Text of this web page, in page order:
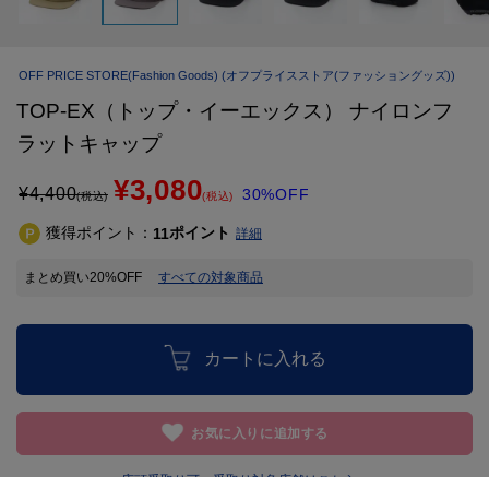
OFF PRICE STORE(Fashion Goods) (オフプライスストア(ファッショングッズ))
TOP-EX（トップ・イーエックス） ナイロンフ
ラットキャップ
¥4,400(税込) ¥3,080(税込) 30%OFF
獲得ポイント： 11ポイント 詳細
まとめ買い20%OFF すべての対象商品
カートに入れる
お気に入りに追加する